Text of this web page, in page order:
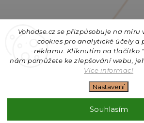
Vohodse.cz se přizpůsobuje na míru
cookies pro analytické účely a
reklamu. Kliknutím na tlačítko
nám pomůžete ke zlepšování webu,
Více informací
Nastavení
Souhlasím
Sledovat na Instagramu
Copyright 2026Vohodse.cz.
Upravit nastavení